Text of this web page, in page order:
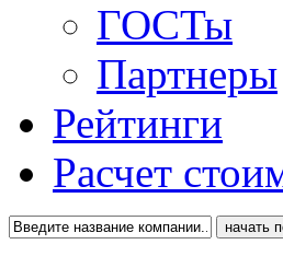
ГОСТы
Партнеры
Рейтинги
Расчет